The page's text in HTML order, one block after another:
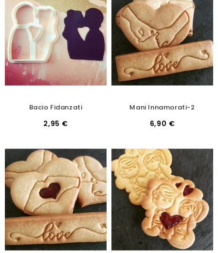
Bacio Fidanzati
2,95 €
Mani Innamorati-2
6,90 €